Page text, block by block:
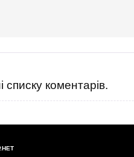
коментарів.